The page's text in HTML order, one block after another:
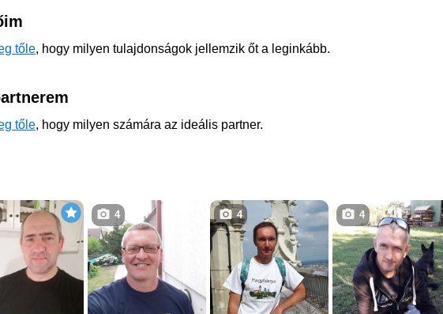
tőle, hogy milyen tulajdonságok jellemzik őt a leginkább.
tőle, hogy milyen számára az ideális partner.
4 4 4